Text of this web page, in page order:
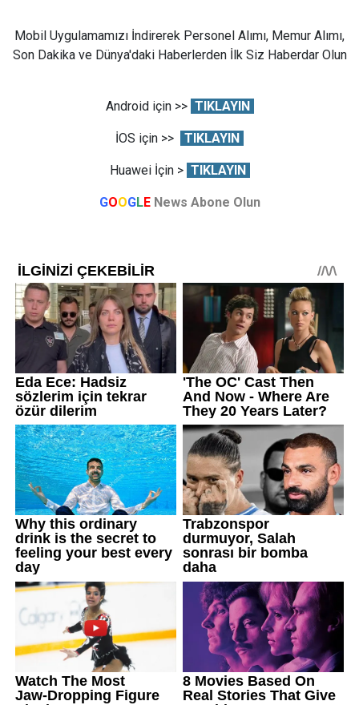
Mobil Uygulamamızı İndirerek Personel Alımı, Memur Alımı,
Son Dakika ve Dünya'daki Haberlerden İlk Siz Haberdar Olun
Android için >> TIKLAYIN
İOS için >> TIKLAYIN
Huawei İçin > TIKLAYIN
GOOGLE News Abone Olun